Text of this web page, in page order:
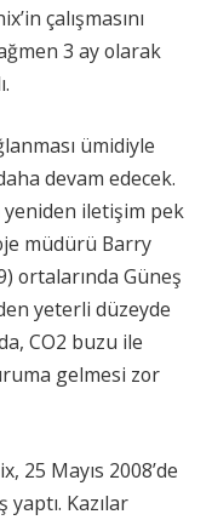
çalışmasını
3 ay olarak
ümidiyle
devam edecek.
iletişim pek
müdürü Barry
ortalarında Güneş
yeterli düzeyde
CO2 buzu ile
gelmesi zor
25 Mayıs 2008’de
Kazılar